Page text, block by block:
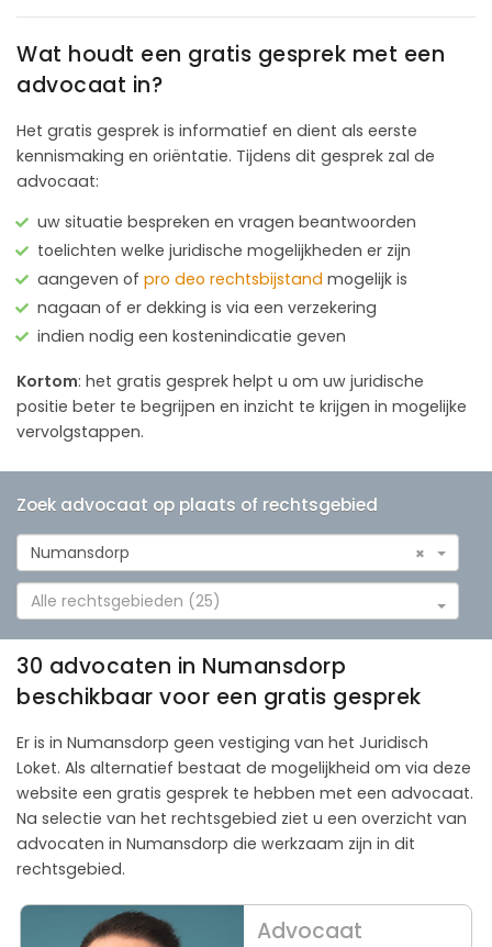
Wat houdt een gratis gesprek met een
advocaat in?
Het gratis gesprek is informatief en dient als eerste
kennismaking en oriëntatie. Tijdens dit gesprek zal de
advocaat:
uw situatie bespreken en vragen beantwoorden
toelichten welke juridische mogelijkheden er zijn
aangeven of pro deo rechtsbijstand mogelijk is
nagaan of er dekking is via een verzekering
indien nodig een kostenindicatie geven
Kortom: het gratis gesprek helpt u om uw juridische
positie beter te begrijpen en inzicht te krijgen in mogelijke
vervolgstappen.
Zoek advocaat op plaats of rechtsgebied
×
Numansdorp
Alle rechtsgebieden (25)
30 advocaten in Numansdorp
beschikbaar voor een gratis gesprek
Er is in Numansdorp geen vestiging van het Juridisch
Loket. Als alternatief bestaat de mogelijkheid om via deze
website een gratis gesprek te hebben met een advocaat.
Na selectie van het rechtsgebied ziet u een overzicht van
advocaten in Numansdorp die werkzaam zijn in dit
rechtsgebied.
Advocaat